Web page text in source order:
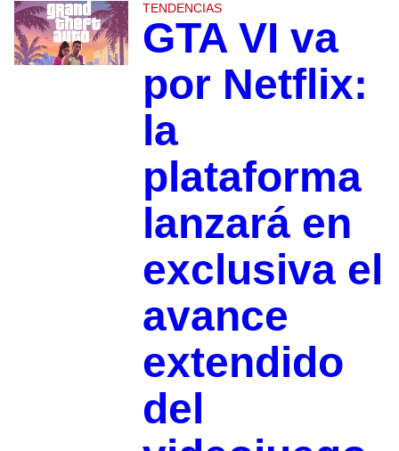
TENDENCIAS
GTA VI va
por Netflix:
la
plataforma
lanzará en
exclusiva el
avance
extendido
del